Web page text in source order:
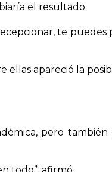
el resultado.
te puedes
apareció la
pero también